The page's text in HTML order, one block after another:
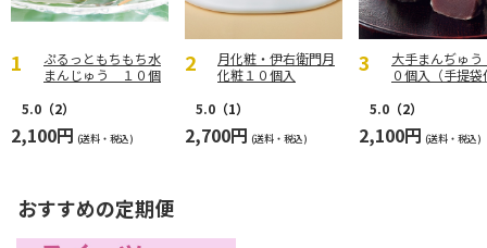
ぷるっともちもち水
まんじゅう １０個
5.0 （2）
2,100円 (送料・税込)
月化粧・伊右衛門月
化粧１０個入
5.0 （1）
2,700円 (送料・税込)
大手まんぢゅ
０個入（手提袋
5.0 （2）
2,100円 (送料・税込)
おすすめの定期便